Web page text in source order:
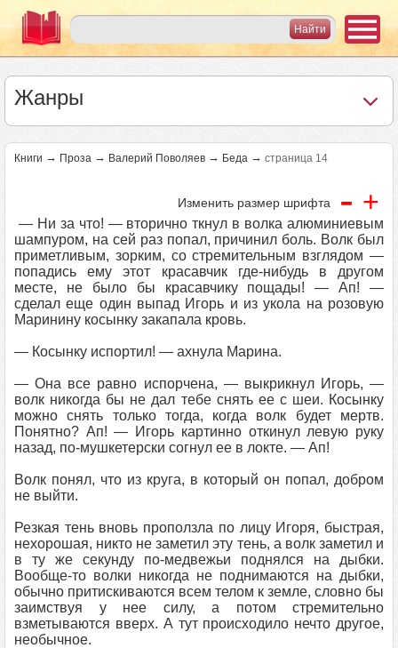
Жанры
Книги → Проза → Валерий Поволяев → Беда → страница 14
Изменить размер шрифта - +
— Ни за что! — вторично ткнул в волка алюминиевым
шампуром, на сей раз попал, причинил боль. Волк был
приметливым, зорким, со стремительным взглядом —
попадись ему этот красавчик где-нибудь в другом
месте, не было бы красавчику пощады! — Ап! —
сделал еще один выпад Игорь и из укола на розовую
Маринину косынку закапала кровь.
— Косынку испортил! — ахнула Марина.
— Она все равно испорчена, — выкрикнул Игорь, —
волк никогда бы не дал тебе снять ее с шеи. Косынку
можно снять только тогда, когда волк будет мертв.
Понятно? Ап! — Игорь картинно откинул левую руку
назад, по-мушкетерски согнул ее в локте. — Ап!
Волк понял, что из круга, в который он попал, добром
не выйти.
Резкая тень вновь проползла по лицу Игоря, быстрая,
нехорошая, никто не заметил эту тень, а волк заметил и
в ту же секунду по-медвежьи поднялся на дыбки.
Вообще-то волки никогда не поднимаются на дыбки,
обычно притискиваются всем телом к земле, словно бы
заимствуя у нее силу, а потом стремительно
взметываются вверх. А тут происходило нечто другое,
необычное.